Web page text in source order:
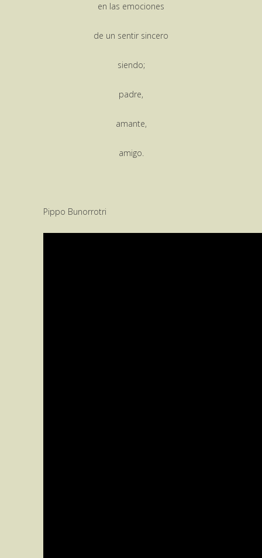
en las emociones
de un sentir sincero
siendo;
padre,
amante,
amigo.
Pippo Bunorrotri